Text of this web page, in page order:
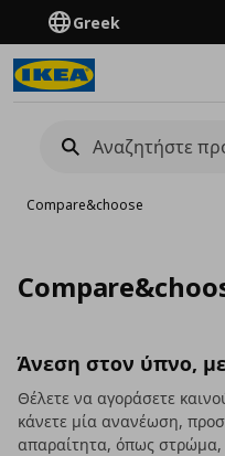
Greek
Compare&choose
Άνεση στον ύπνο,
Θέλετε να αγοράσετε
κάνετε μία ανανέωση,
απαραίτητα, όπως στρώμα,